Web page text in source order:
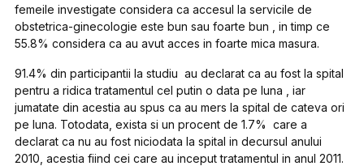
femeile investigate considera ca accesul la servicile de
obstetrica-ginecologie este bun sau foarte bun , in timp ce
55.8% considera ca au avut acces in foarte mica masura.
91.4% din participantii la studiu au declarat ca au fost la spital
pentru a ridica tratamentul cel putin o data pe luna , iar
jumatate din acestia au spus ca au mers la spital de cateva ori
pe luna. Totodata, exista si un procent de 1.7% care a
declarat ca nu au fost niciodata la spital in decursul anului
2010, acestia fiind cei care au inceput tratamentul in anul 2011.